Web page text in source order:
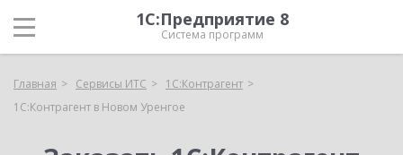
1С:Предприятие 8
Система программ
Главная Сервисы ИТС
1С:Контрагент
1С:Контрагент в Новом Уренгое